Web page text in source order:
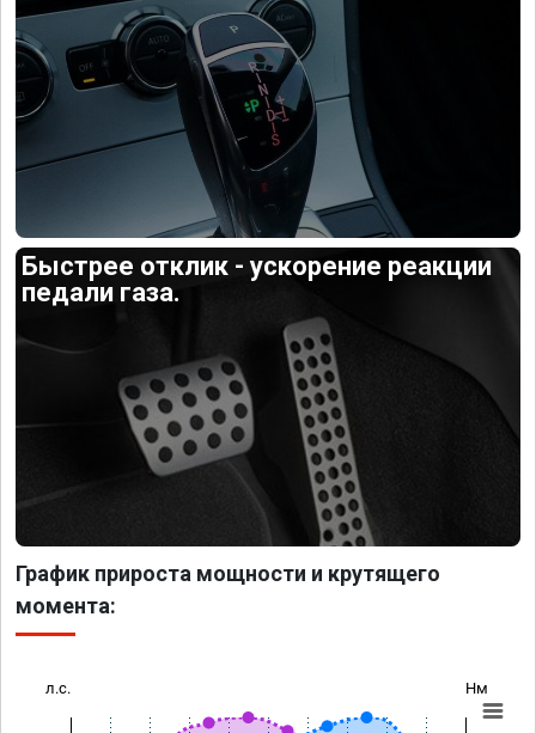
Быстрее отклик - ускорение реакции
педали газа.
График прироста мощности и крутящего
момента:
л.с. Нм